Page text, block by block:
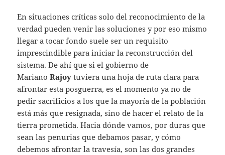
En situaciones críticas solo del reconocimiento de la
verdad pueden venir las soluciones y por eso mismo
llegar a tocar fondo suele ser un requisito
imprescindible para iniciar la reconstrucción del
sistema. De ahí que si el gobierno de
MarianoRajoy tuviera una hoja de ruta clara para
afrontar esta posguerra, es el momento ya no de
pedir sacrificios a los que la mayoría de la población
está más que resignada, sino de hacer el relato de la
tierra prometida. Hacia dónde vamos, por duras que
sean las penurias que debamos pasar, y cómo
debemos afrontar la travesía, son las dos grandes